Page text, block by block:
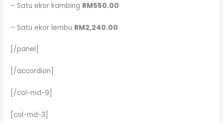
– Satu ekor kambing RM550.00
– Satu ekor lembu RM2,240.00
[/panel]
[/accordion]
[/col-md-9]
[col-md-3]